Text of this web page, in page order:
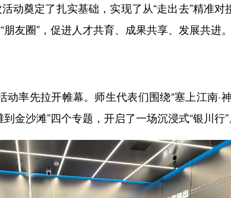
动奠定了扎实基础，实现了从“走出去”精准对
友圈”，促进人才共育、成果共享、发展共进。
率先拉开帷幕。师生代表们围绕“塞上江南·神
金沙滩”四个专题，开启了一场沉浸式“银川行”